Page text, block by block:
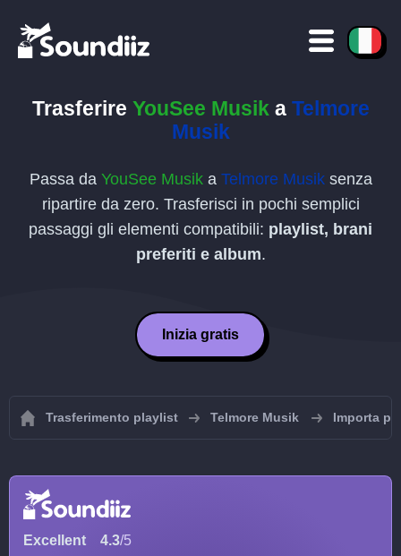
Trasferire YouSee Musik a Telmore
Musik
Passa da YouSee Musika Telmore Musiksenza
ripartire da zero. Trasferisci in pochi semplici
passaggi gli elementi compatibili: playlist, brani
preferiti e album.
Inizia gratis
Trasferimento playlist Telmore Musik Importa
Excellent 4.3/5